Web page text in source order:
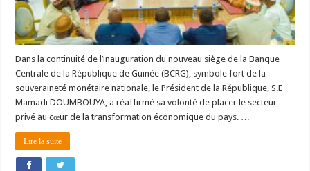
Dans la continuité de l’inauguration du nouveau siège de la Banque
Centrale de la République de Guinée (BCRG), symbole fort de la
souveraineté monétaire nationale, le Président de la République, S.E
Mamadi DOUMBOUYA, a réaffirmé sa volonté de placer le secteur
privé au cœur de la transformation économique du pays. …
Lire la suite